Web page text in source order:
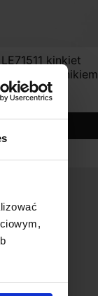
kinkiet
LED z czujnikiem